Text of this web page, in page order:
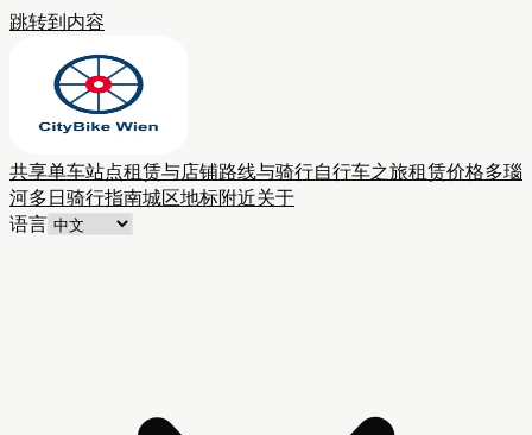
跳转到内容
共享单车站点租赁与店铺路线与骑行自行车之旅租赁价格多瑙
河多日骑行指南城区地标附近关于
语言